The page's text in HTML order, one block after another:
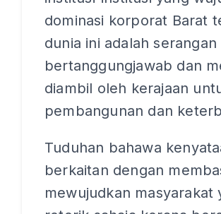
dominasi korporat Barat
dunia ini adalah
bertanggungjawab dan
diambil oleh kerajaan
pembangunan dan
Tuduhan bahawa
berkaitan dengan
mewujudkan masyarakat